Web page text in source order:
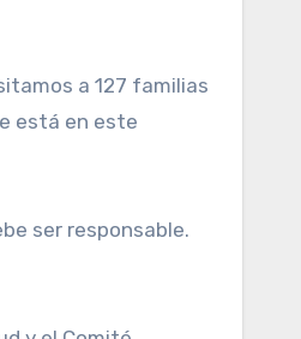
a 127 familias
está en este
ser responsable.